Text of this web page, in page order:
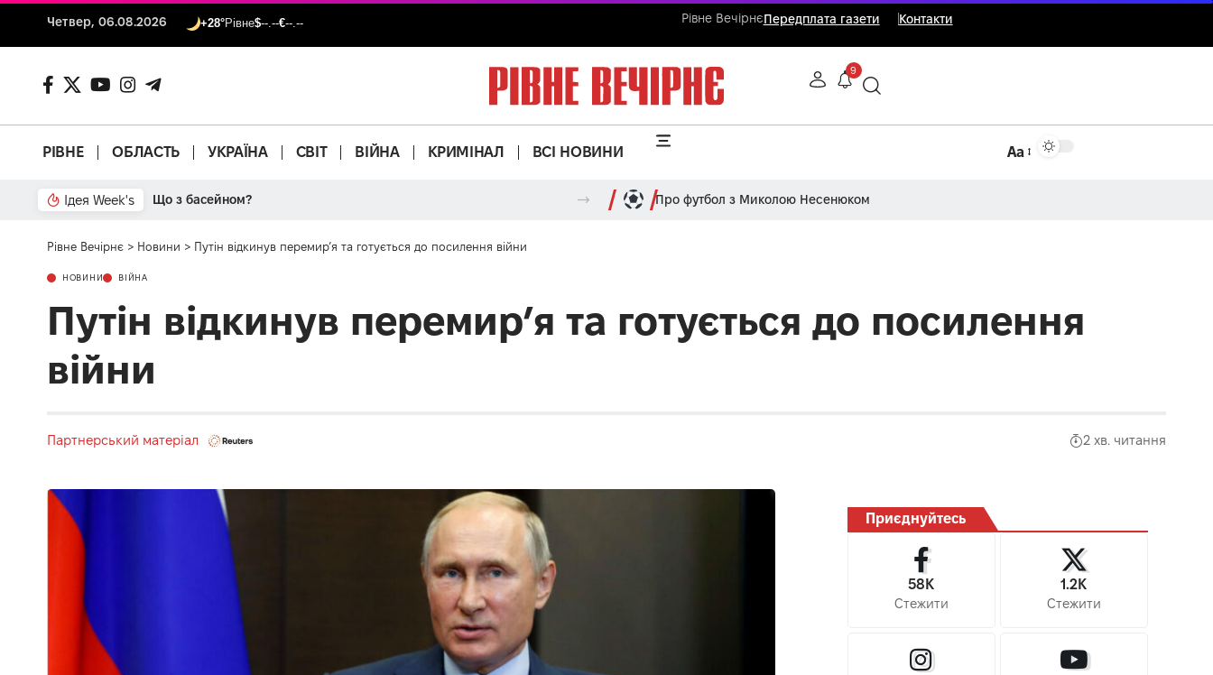
Четвер, 06.08.2026 +28°Рівне$--.--€--.-- Рівне ВечірнєПередплата газети Контакти
9
РІВНЕ ОБЛАСТЬ УКРАЇНА СВІТ ВІЙНА КРИМІНАЛ ВСІ НОВИНИ Аа
Ідея Week's Від паркану до картонки Про футбол з Миколою Несенюком
Рівне Вечірнє > Новини > Путін відкинув перемир’я та готується до посилення війни
НОВИНИ ВІЙНА
Путін відкинув перемир’я та готується до посилення
війни
Партнерський матеріал 2 хв. читання
Приєднуйтесь
58K
Стежити
1.2K
Стежити